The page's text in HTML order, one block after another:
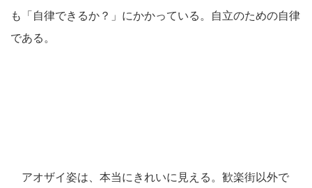
も「自律できるか？」にかかっている。自立のための自律
である。
アオザイ姿は、本当にきれいに見える。歓楽街以外で